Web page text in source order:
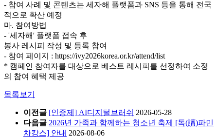
- 참여 사례 및 콘텐츠는 세자해 플랫폼과 SNS 등을 통해 전국
적으로 확산 예정
마. 참여방법
- '세자해' 플랫폼 접속 후
봉사 레시피 작성 및 등록 참여
- 참여 페이지 : https://ivy2026korea.or.kr/attend/list
* 캠페인 참여자를 대상으로 베스트 레시피를 선정하여 소정
의 참여 혜택 제공
목록보기
이전글 [인증제] AI디지털브러쉬 2026-05-28
다음글 2026년 가족과 함께하는 청소년 축제 [독(讀)파민
차캉스] 안내 2026-08-06